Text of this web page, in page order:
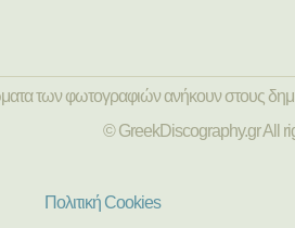
των φωτογραφιών ανήκουν στους
© GreekDiscography.gr All
Πολιτική Cookies